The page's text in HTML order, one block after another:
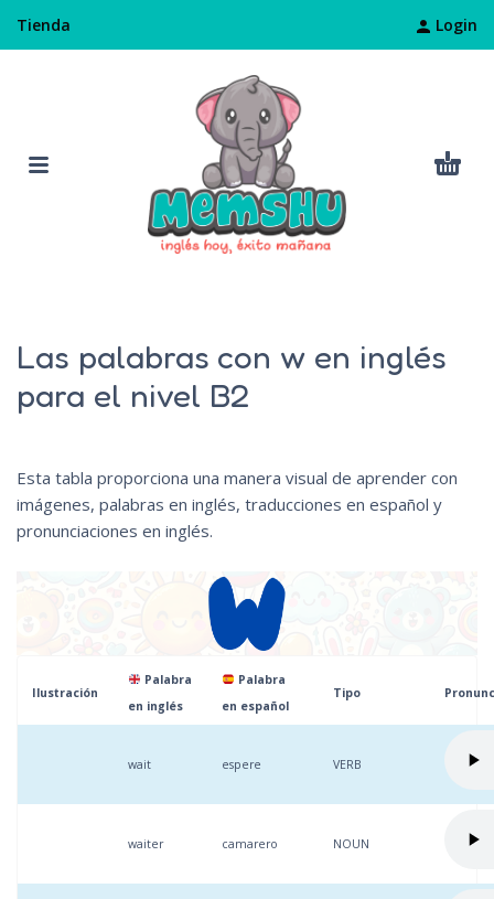
Tienda Login
Las palabras con w en inglés
para el nivel B2
Esta tabla proporciona una manera visual de aprender con
imágenes, palabras en inglés, traducciones en español y
pronunciaciones en inglés.
Ilustración
Palabra
en inglés
Palabra
en español
Tipo
wait espere VERB
waiter camarero NOUN